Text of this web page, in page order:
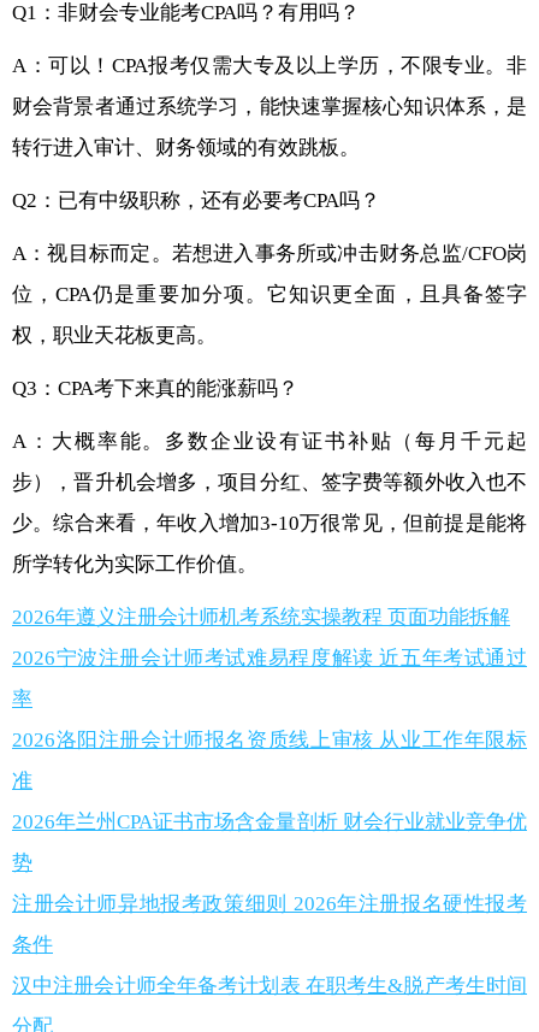
Q1：非财会专业能考CPA吗？有用吗？
A：可以！CPA报考仅需大专及以上学历，不限专业。非
财会背景者通过系统学习，能快速掌握核心知识体系，是
转行进入审计、财务领域的有效跳板。
Q2：已有中级职称，还有必要考CPA吗？
A：视目标而定。若想进入事务所或冲击财务总监/CFO岗
位，CPA仍是重要加分项。它知识更全面，且具备签字
权，职业天花板更高。
Q3：CPA考下来真的能涨薪吗？
A：大概率能。多数企业设有证书补贴（每月千元起
步），晋升机会增多，项目分红、签字费等额外收入也不
少。综合来看，年收入增加3-10万很常见，但前提是能将
所学转化为实际工作价值。
2026年遵义注册会计师机考系统实操教程 页面功能拆解
2026宁波注册会计师考试难易程度解读 近五年考试通过
率
2026洛阳注册会计师报名资质线上审核 从业工作年限标
准
2026年兰州CPA证书市场含金量剖析 财会行业就业竞争优
势
注册会计师异地报考政策细则 2026年注册报名硬性报考
条件
汉中注册会计师全年备考计划表 在职考生&脱产考生时间
分配